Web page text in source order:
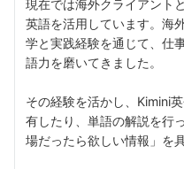
現在では海外クライアント
英語を活用しています。海
学と実践経験を通じて、仕
語力を磨いてきました。
その経験を活かし、Kimini
有したり、単語の解説を行
場だったら欲しい情報」を